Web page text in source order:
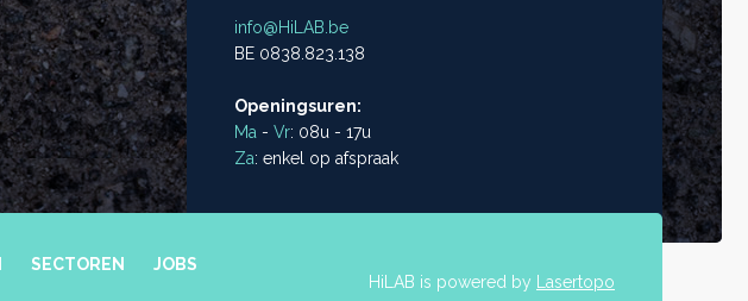
info@HiLAB.be
BE 0838.823.138
Openingsuren:
Ma - Vr: 08u - 17u
Za: enkel op afspraak
SECTOREN
JOBS
HiLAB is powered by
Lasertopo